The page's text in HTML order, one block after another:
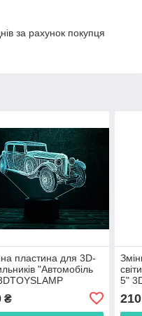
за рахунок покупця
пластина для 3D-
"Автомобіль
₴
5"
210